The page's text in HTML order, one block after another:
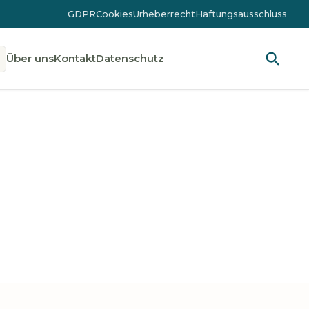
GDPRCookiesUrheberrechtHaftungsausschluss
Über unsKontaktDatenschutz